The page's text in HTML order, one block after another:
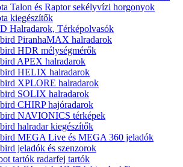
Talon és Raptor sekélyvízi horgonyok
kiegészítők
Halradarok, Térképolvasók
PiranhaMAX halradarok
HDR mélységmérők
APEX halradarok
HELIX halradarok
XPLORE halradarok
SOLIX halradarok
CHIRP hajóradarok
NAVIONICS térképek
halradar kiegészítők
MEGA Live és MEGA 360 jeladók
jeladók és szenzorok
tartók radarfej tartók